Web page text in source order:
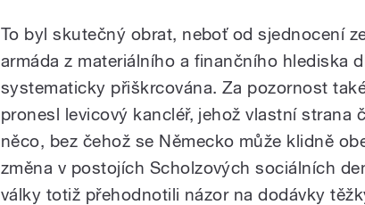
To byl skutečný obrat, neboť od sjednocení
armáda z materiálního a finančního hlediska
systematicky přiškrcována. Za pozornost
pronesl levicový kancléř, jehož vlastní strana
něco, bez čehož se Německo může klidně
změna v postojích Scholzových sociálních
války totiž přehodnotili názor na dodávky